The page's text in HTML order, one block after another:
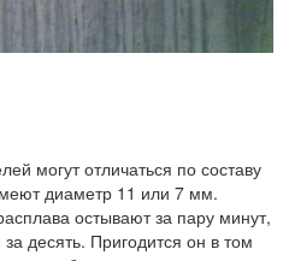
могут отличаться по составу
диаметр 11 или 7 мм.
остывают за пару минут,
десять. Пригодится он в том